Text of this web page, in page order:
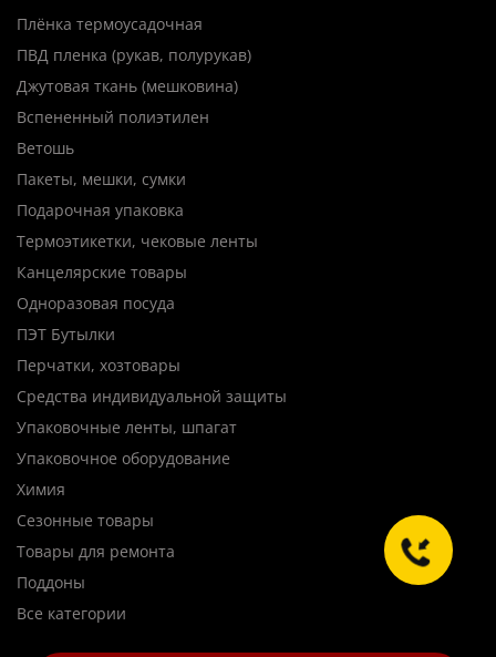
Плёнка термоусадочная
ПВД пленка (рукав, полурукав)
Джутовая ткань (мешковина)
Вспененный полиэтилен
Ветошь
Пакеты, мешки, сумки
Подарочная упаковка
Термоэтикетки, чековые ленты
Канцелярские товары
Одноразовая посуда
ПЭТ Бутылки
Перчатки, хозтовары
Средства индивидуальной защиты
Упаковочные ленты, шпагат
Упаковочное оборудование
Химия
Сезонные товары
Товары для ремонта
Поддоны
Все категории